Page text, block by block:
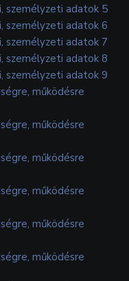
személyzeti adatok 5
személyzeti adatok 6
személyzeti adatok 7
személyzeti adatok 8
személyzeti adatok 9
működésre
működésre
működésre
működésre
működésre
működésre